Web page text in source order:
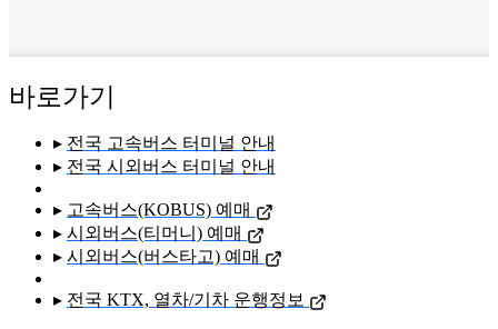
바로가기
▸ 전국 고속버스 터미널 안내
▸ 전국 시외버스 터미널 안내
▸ 고속버스(KOBUS) 예매
▸ 시외버스(티머니) 예매
▸ 시외버스(버스타고) 예매
▸ 전국 KTX, 열차/기차 운행정보